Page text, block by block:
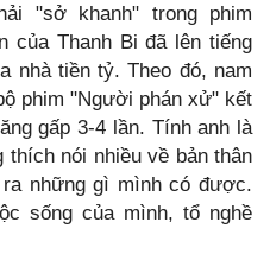
"sở khanh" trong phim
của Thanh Bi đã lên tiếng
nhà tiền tỷ. Theo đó, nam
phim "Người phán xử" kết
gấp 3-4 lần. Tính anh là
nói nhiều về bản thân
những gì mình có được.
sống của mình, tổ nghề